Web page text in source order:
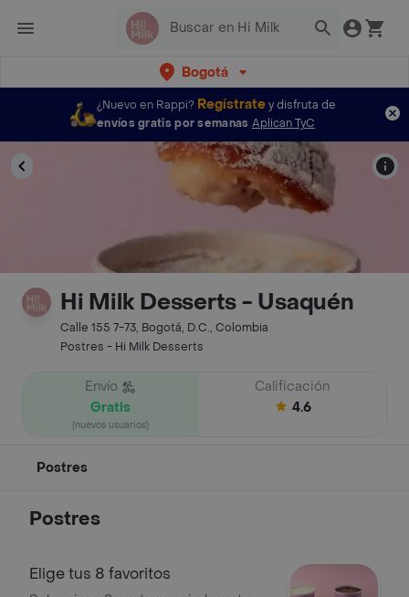
Bogotá
¿Nuevo en Rappi? Regístratey disfruta de
envíos gratis por semanas Aplican TyC
Hi Milk Desserts - Usaquén
Calle 155 7-73, Bogotá, D.C., Colombia
Postres - Hi Milk Desserts
Envío
Gratis
(nuevos usuarios)
Calificación
4.6
Postres
Postres
Elige tus 8 favoritos